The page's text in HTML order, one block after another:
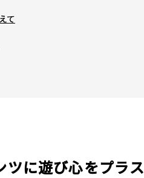
て
に遊び心をプラス